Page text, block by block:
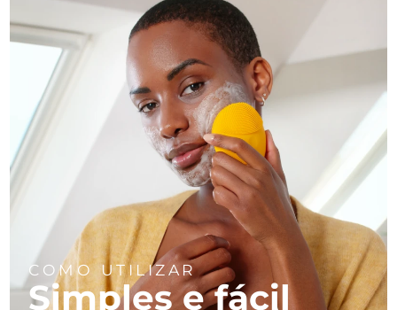
COMO UTILIZAR
Simples e fácil